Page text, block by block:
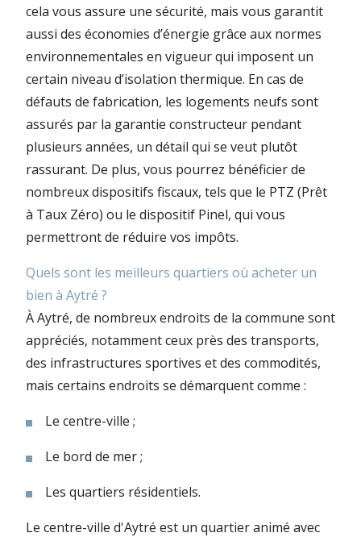
cela vous assure une sécurité, mais vous garantit
aussi des économies d’énergie grâce aux normes
environnementales en vigueur qui imposent un
certain niveau d’isolation thermique. En cas de
défauts de fabrication, les logements neufs sont
assurés par la garantie constructeur pendant
plusieurs années, un détail qui se veut plutôt
rassurant. De plus, vous pourrez bénéficier de
nombreux dispositifs fiscaux, tels que le PTZ (Prêt
à Taux Zéro) ou le dispositif Pinel, qui vous
permettront de réduire vos impôts.
Quels sont les meilleurs quartiers où acheter un
bien à Aytré ?
À Aytré, de nombreux endroits de la commune sont
appréciés, notamment ceux près des transports,
des infrastructures sportives et des commodités,
mais certains endroits se démarquent comme :
Le centre-ville ;
Le bord de mer ;
Les quartiers résidentiels.
Le centre-ville d'Aytré est un quartier animé avec